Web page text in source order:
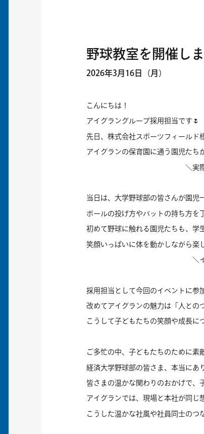
野球教室を開催し
2026年3月16日（月）
こんにちは！
アイグラングループ採用担当です🌷
先日、株式会社スポーツフィールド
アイグランの保育園に通う園児たち
＼実際の様子が
当日は、大学野球部の皆さんが園児
ボールの投げ方やバットの持ち方を
初めて野球に触れる園児たちも、学
笑顔いっぱいに体を動かしながら楽
＼イベントの
採用担当として今回のイベントに参
改めてアイグランの魅力は「人との
こうして子どもたちの笑顔や成長に
ご多忙の中、子どもたちのために素
経済大学野球部の皆さま、本当にあ
皆さまの温かな関わりのおかげで、
アイグランでは、現場と本社が同じ
こうした温かな社風や社員同士のつ